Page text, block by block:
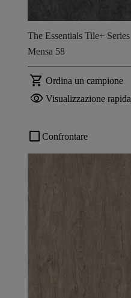
The Essentials Tile+ Series
Mensa 58
shopping_cart Ordina un campione
visibility Visualizzazione rapida
check_box_outline_blank Confrontare